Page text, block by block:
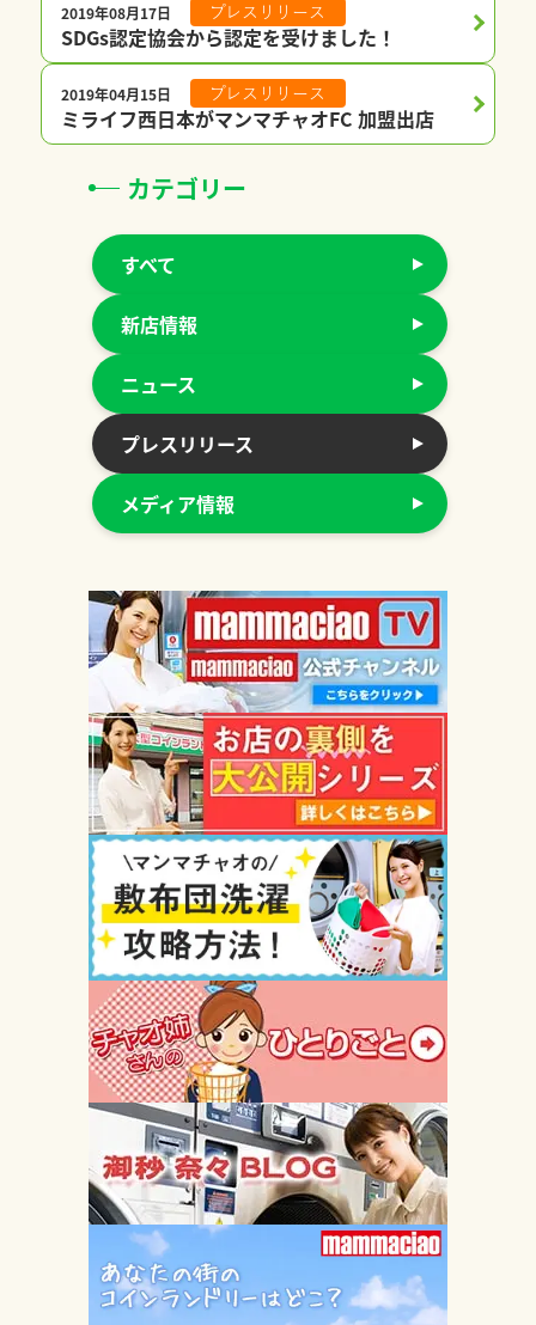
2019年08月17日 プレスリリース
SDGs認定協会から認定を受けました！
2019年04月15日 プレスリリース
ミライフ西日本がマンマチャオFC 加盟出店
カテゴリー
すべて
新店情報
ニュース
プレスリリース
メディア情報